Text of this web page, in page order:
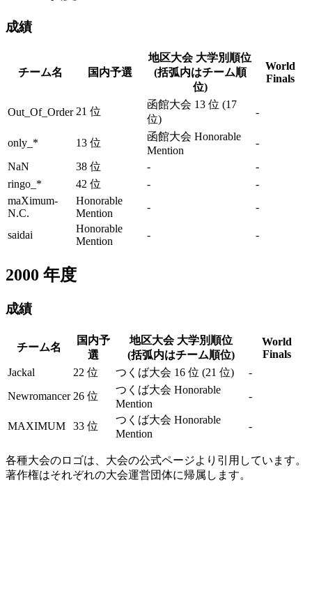
成績
チーム名 国内予選
地区大会 大学別順位
(括弧内はチーム順
位)
World
Finals
Out_Of_Order 21 位
函館大会 13 位 (17
位)
-
only_* 13 位
函館大会 Honorable
Mention
-
NaN
38 位 -
-
ringo_*
42 位 -
-
maXimum-
N.C.
Honorable
Mention
- -
saidai
Honorable
Mention
- -
2000 年度
成績
チーム名
国内予
選
地区大会 大学別順位
(括弧内はチーム順位)
World
Finals
Jackal
22 位 つくば大会 16 位 (21 位)
-
Newromancer 26 位
つくば大会 Honorable
Mention
-
MAXIMUM 33 位
つくば大会 Honorable
Mention
-
各種大会のロゴは、大会の公式ページより引用しています。
著作権はそれぞれの大会運営団体に帰属します。